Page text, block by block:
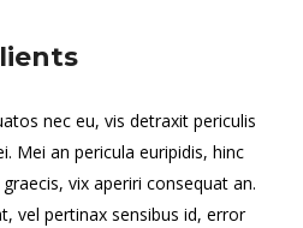
nec eu, vis detraxit periculis
Mei an pericula euripidis, hinc
vix aperiri consequat an.
vel pertinax sensibus id, error